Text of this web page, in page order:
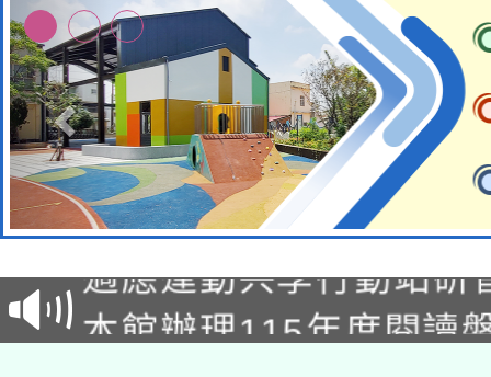
本校115學年度第2次
招甄選結果公告(無人
招)
本館辦理115年度閱讀